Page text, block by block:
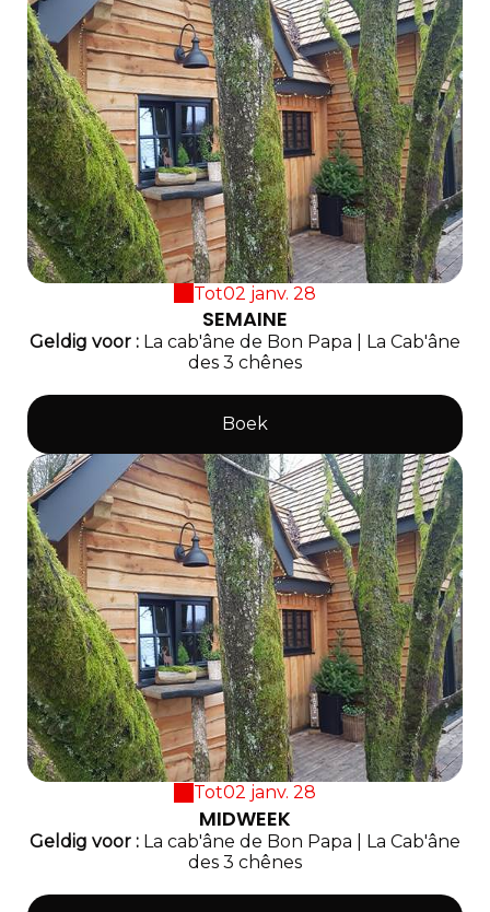
Tot02 janv. 28
SEMAINE
Geldig voor : La cab'âne de Bon Papa
La Cab'âne
des 3 chênes
Boek
Tot02 janv. 28
MIDWEEK
Geldig voor : La cab'âne de Bon Papa
La Cab'âne
des 3 chênes